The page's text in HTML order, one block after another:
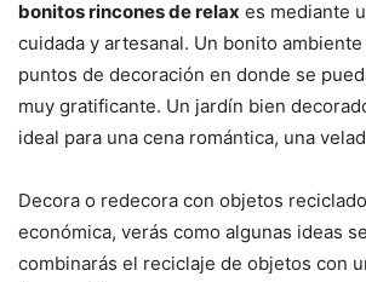
bonitos rincones de relax es mediante
cuidada y artesanal. Un bonito
puntos de decoración en donde se
muy gratificante. Un jardín bien
ideal para una cena romántica, una
Decora o redecora con objetos
económica, verás como algunas ideas
combinarás el reciclaje de objetos con